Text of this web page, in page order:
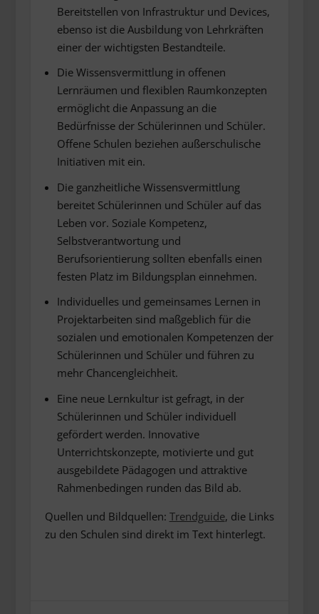
Bereitstellen von Infrastruktur und Devices,
ebenso ist die Ausbildung von Lehrkräften
einer der wichtigsten Bestandteile.
Die Wissensvermittlung in offenen
Lernräumen und flexiblen Raumkonzepten
ermöglicht die Anpassung an die
Bedürfnisse der Schülerinnen und Schüler.
Offene Schulen beziehen außerschulische
Initiativen mit ein.
Die ganzheitliche Wissensvermittlung
bereitet Schülerinnen und Schüler auf das
Leben vor. Soziale Kompetenz,
Selbstverantwortung und
Berufsorientierung sollten ebenfalls einen
festen Platz im Bildungsplan einnehmen.
Individuelles und gemeinsames Lernen in
Projektarbeiten sind maßgeblich für die
sozialen und emotionalen Kompetenzen der
Schülerinnen und Schüler und führen zu
mehr Chancengleichheit.
Eine neue Lernkultur ist gefragt, in der
Schülerinnen und Schüler individuell
gefördert werden. Innovative
Unterrichtskonzepte, motivierte und gut
ausgebildete Pädagogen und attraktive
Rahmenbedingen runden das Bild ab.
Quellen und Bildquellen: Trendguide, die Links
zu den Schulen sind direkt im Text hinterlegt.